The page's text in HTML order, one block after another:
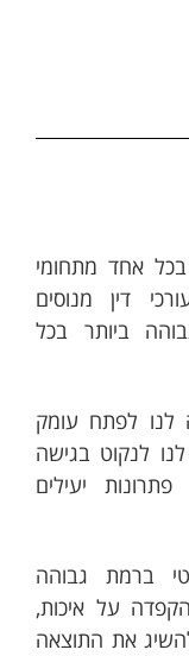
בכל אחד מתחומי
דין מנוסים
ביותר בכל
לנו לפתח עומק
לנקוט בגישה
יעילים
ברמת גבוהה
על איכות,
את התוצאה